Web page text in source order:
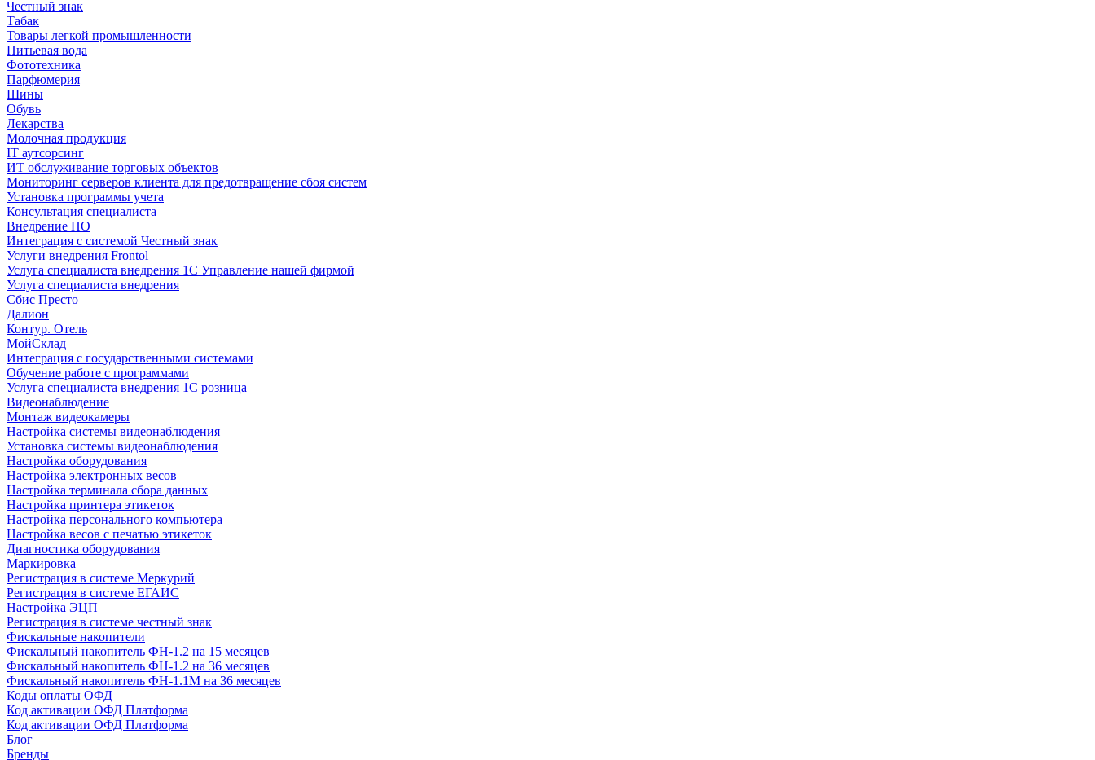
Честный знак
Табак
Товары легкой промышленности
Питьевая вода
Фототехника
Парфюмерия
Шины
Обувь
Лекарства
Молочная продукция
IT аутсорсинг
ИТ обслуживание торговых объектов
Мониторинг серверов клиента для предотвращение сбоя систем
Установка программы учета
Консультация специалиста
Внедрение ПО
Интеграция с системой Честный знак
Услуги внедрения Frontol
Услуга специалиста внедрения 1С Управление нашей фирмой
Услуга специалиста внедрения
Сбис Престо
Далион
Контур. Отель
МойСклад
Интеграция с государственными системами
Обучение работе с программами
Услуга специалиста внедрения 1С розница
Видеонаблюдение
Монтаж видеокамеры
Настройка системы видеонаблюдения
Установка системы видеонаблюдения
Настройка оборудования
Настройка электронных весов
Настройка терминала сбора данных
Настройка принтера этикеток
Настройка персонального компьютера
Настройка весов с печатью этикеток
Диагностика оборудования
Маркировка
Регистрация в системе Меркурий
Регистрация в системе ЕГАИС
Настройка ЭЦП
Регистрация в системе честный знак
Фискальные накопители
Фискальный накопитель ФН-1.2 на 15 месяцев
Фискальный накопитель ФН-1.2 на 36 месяцев
Фискальный накопитель ФН-1.1М на 36 месяцев
Коды оплаты ОФД
Код активации ОФД Платформа
Код активации ОФД Платформа
Блог
Бренды